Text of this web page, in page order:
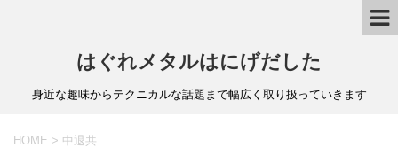
はぐれメタルはにげだした
身近な趣味からテクニカルな話題まで幅広く取り扱っていきます
HOME > 中退共